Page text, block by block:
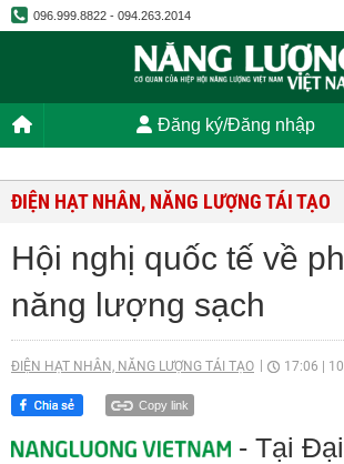
096.999.8822 - 094.263.2014
Đăng ký/Đăng nhập
ĐIỆN HẠT NHÂN, NĂNG LƯỢNG TÁI TẠO
Hội nghị quốc tế về
năng lượng sạch
ĐIỆN HẠT NHÂN, NĂNG LƯỢNG TÁI TẠO 17:06
Copy link
- Tại